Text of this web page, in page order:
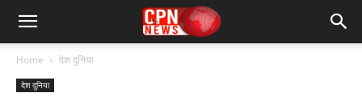
Home देश दुनिया
देश दुनिया